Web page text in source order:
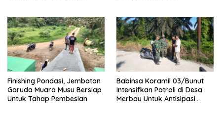
Finishing Pondasi, Jembatan
Garuda Muara Musu Bersiap
Untuk Tahap Pembesian
Babinsa Koramil 03/Bunut
Intensifkan Patroli di Desa
Merbau Untuk Antisipasi